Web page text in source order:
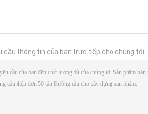
cầu thông tin của bạn trực tiếp cho chúng tôi